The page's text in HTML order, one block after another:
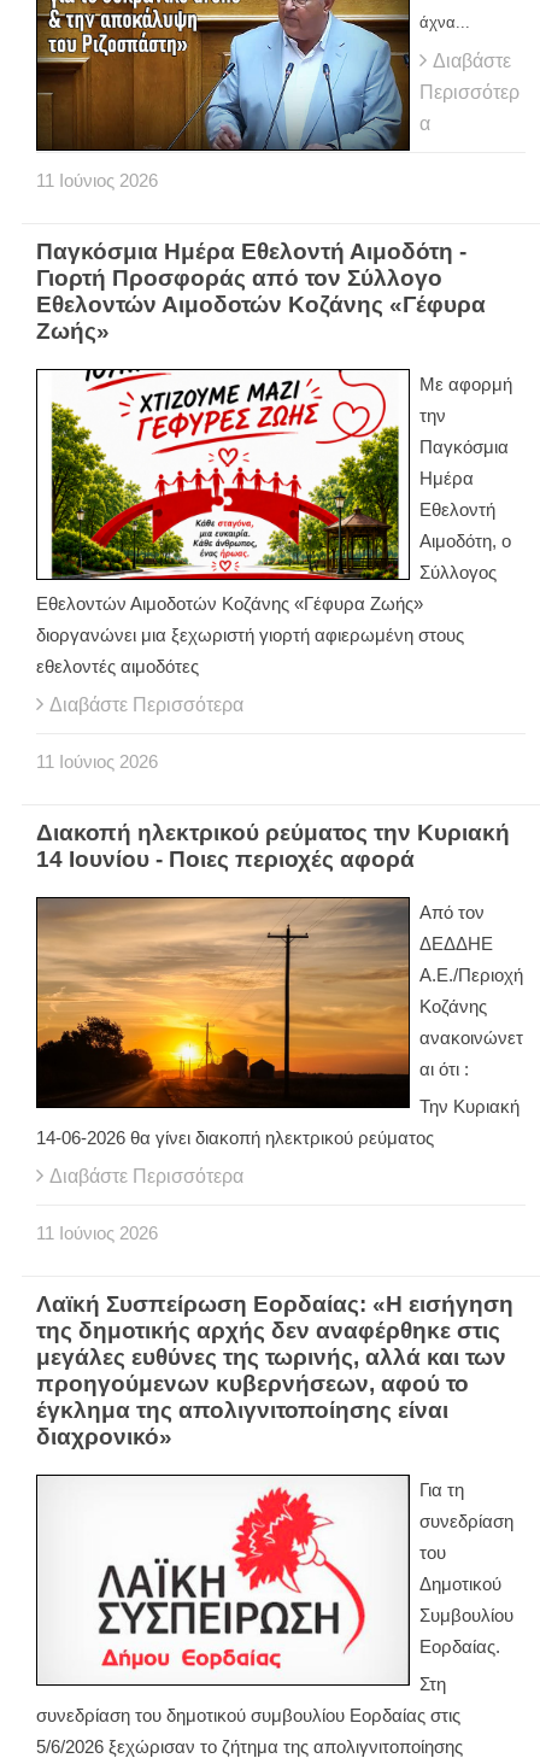
άχνα...
Διαβάστε
Περισσότερ
α
11 Ιούνιος 2026
Παγκόσμια Ημέρα Εθελοντή Αιμοδότη -
Γιορτή Προσφοράς από τον Σύλλογο
Εθελοντών Αιμοδοτών Κοζάνης «Γέφυρα
Ζωής»
Με αφορμή
την
Παγκόσμια
Ημέρα
Εθελοντή
Αιμοδότη, ο
Σύλλογος
Εθελοντών Αιμοδοτών Κοζάνης «Γέφυρα Ζωής»
διοργανώνει μια ξεχωριστή γιορτή αφιερωμένη στους
εθελοντές αιμοδότες
Διαβάστε Περισσότερα
11 Ιούνιος 2026
Διακοπή ηλεκτρικού ρεύματος την Κυριακή
14 Ιουνίου - Ποιες περιοχές αφορά
Από τον
ΔΕΔΔΗΕ
Α.Ε./Περιοχή
Κοζάνης
ανακοινώνετ
αι ότι :
Την Κυριακή
14-06-2026 θα γίνει διακοπή ηλεκτρικού ρεύματος
Διαβάστε Περισσότερα
11 Ιούνιος 2026
Λαϊκή Συσπείρωση Εορδαίας: «Η εισήγηση
της δημοτικής αρχής δεν αναφέρθηκε στις
μεγάλες ευθύνες της τωρινής, αλλά και των
προηγούμενων κυβερνήσεων, αφού το
έγκλημα της απολιγνιτοποίησης είναι
διαχρονικό»
Για τη
συνεδρίαση
του
Δημοτικού
Συμβουλίου
Εορδαίας.
Στη
συνεδρίαση του δημοτικού συμβουλίου Εορδαίας στις
5/6/2026 ξεχώρισαν το ζήτημα της απολιγνιτοποίησης